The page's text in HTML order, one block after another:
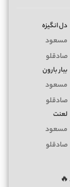
دل انگیزه
مسعود
صادقلو
ببار بارون
مسعود
صادقلو
لعنت
مسعود
صادقلو
🔥